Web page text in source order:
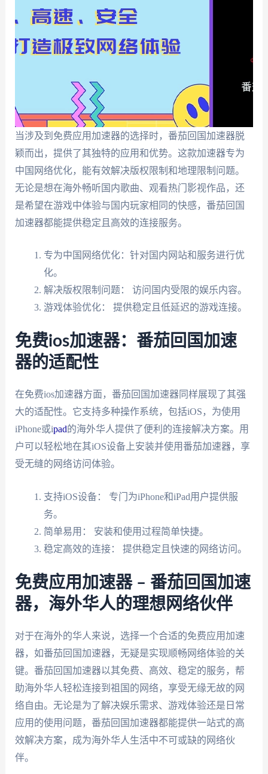
当涉及到免费应用加速器的选择时，番茄回国加速器脱
颖而出，提供了其独特的应用和优势。这款加速器专为
中国网络优化，能有效解决版权限制和地理限制问题。
无论是想在海外畅听国内歌曲、观看热门影视作品，还
是希望在游戏中体验与国内玩家相同的快感，番茄回国
加速器都能提供稳定且高效的连接服务。
专为中国网络优化：针对国内网站和服务进行优
化。
解决版权限制问题： 访问国内受限的娱乐内容。
游戏体验优化： 提供稳定且低延迟的游戏连接。
免费ios加速器：番茄回国加速
器的适配性
在免费ios加速器方面，番茄回国加速器同样展现了其强
大的适配性。它支持多种操作系统，包括iOS，为使用
iPhone或ipad的海外华人提供了便利的连接解决方案。用
户可以轻松地在其iOS设备上安装并使用番茄加速器，享
受无缝的网络访问体验。
支持iOS设备： 专门为iPhone和iPad用户提供服
务。
简单易用： 安装和使用过程简单快捷。
稳定高效的连接： 提供稳定且快速的网络访问。
免费应用加速器 – 番茄回国加速
器，海外华人的理想网络伙伴
对于在海外的华人来说，选择一个合适的免费应用加速
器，如番茄回国加速器，无疑是实现顺畅网络体验的关
键。番茄回国加速器以其免费、高效、稳定的服务，帮
助海外华人轻松连接到祖国的网络，享受无缘无故的网
络自由。无论是为了解决娱乐需求、游戏体验还是日常
应用的使用问题，番茄回国加速器都能提供一站式的高
效解决方案，成为海外华人生活中不可或缺的网络伙
伴。